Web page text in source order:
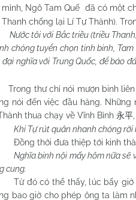
mình, Ngô Tam Quế đã có một
Thanh chống lại Lí Tự Thành).
Nước tôi với Bắc triều (triều
chóng tuyển chọn tinh binh,
đại nghĩa với Trung Quốc, để báo
thư chỉ nói mượn binh liên
nói đến việc đầu hàng.
thua chạy về Vĩnh Bình 永平
Khi Tự rút quân nhanh chóng
Đồng thời đưa thiệp tới kinh
Nghĩa binh nội mấy hôm nữa sẽ
cung.
Từ đó có thể thấy, lúc bấy giờ
bao giờ cho phép ông ta làm